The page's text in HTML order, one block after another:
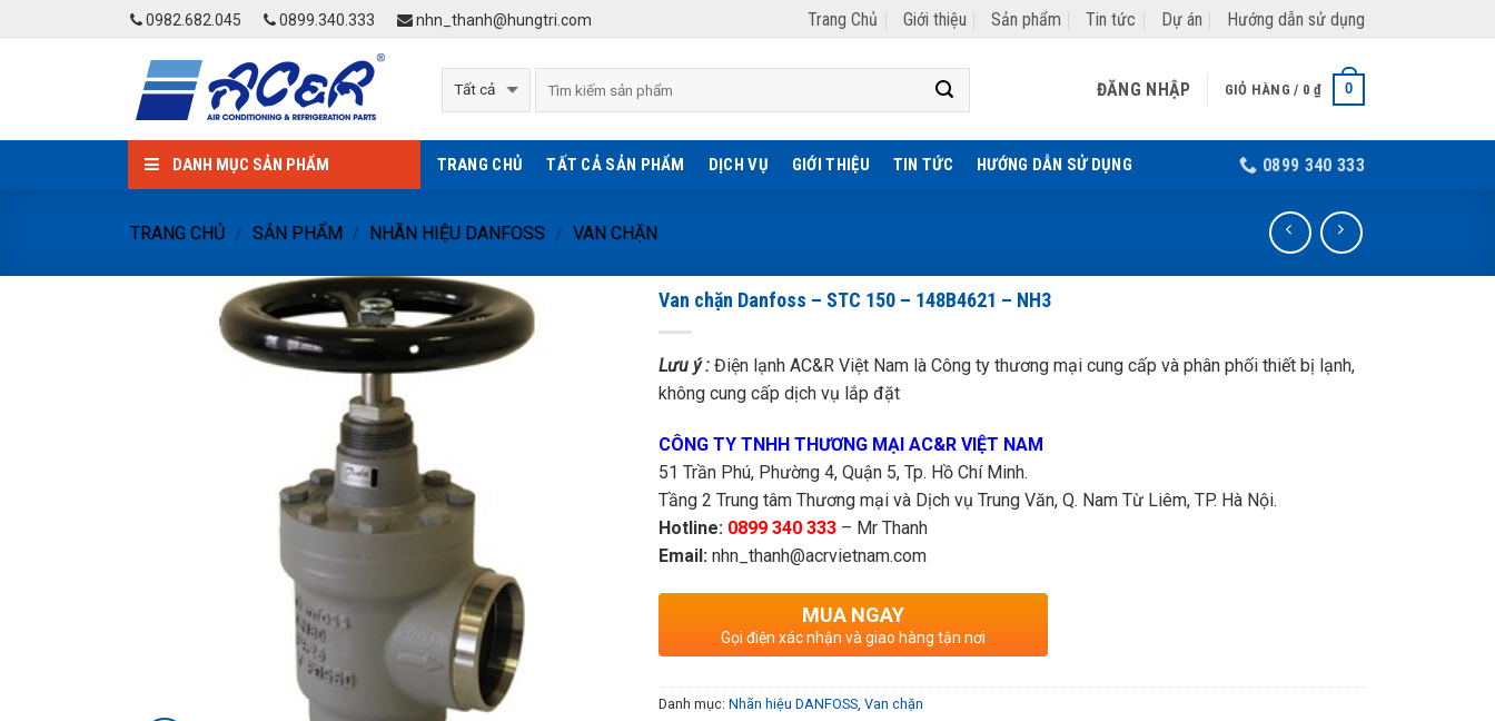
0982.682.045 0899.340.333 nhn_thanh@hungtri.com Trang Chủ Giới thiệu Sản phẩm Tin tức Dự án Hướng dẫn sử dụng
ĐĂNG NHẬP GIỎ HÀNG / 0₫ 0
DANH MỤC SẢN PHẨM TRANG CHỦ TẤT CẢ SẢN PHẨM DỊCH VỤ GIỚI THIỆU TIN TỨC HƯỚNG DẪN SỬ DỤNG 0899 340 333
TRANG CHỦ / SẢN PHẨM / NHÃN HIỆU DANFOSS / VAN CHẶN
Van chặn Danfoss – STC 150 – 148B4621 – NH3
Lưu ý : Điện lạnh AC&R Việt Nam là Công ty thương mại cung cấp và phân phối thiết bị lạnh,
không cung cấp dịch vụ lắp đặt
CÔNG TY TNHH THƯƠNG MẠI AC&R VIỆT NAM
51 Trần Phú, Phường 4, Quận 5, Tp. Hồ Chí Minh.
Tầng 2 Trung tâm Thương mại và Dịch vụ Trung Văn, Q. Nam Từ Liêm, TP. Hà Nội.
Hotline: 0899 340 333 – Mr Thanh
Email: nhn_thanh@acrvietnam.com
MUA NGAY
Gọi điện xác nhận và giao hàng tận nơi
Danh mục: Nhãn hiệu DANFOSS Van chặn